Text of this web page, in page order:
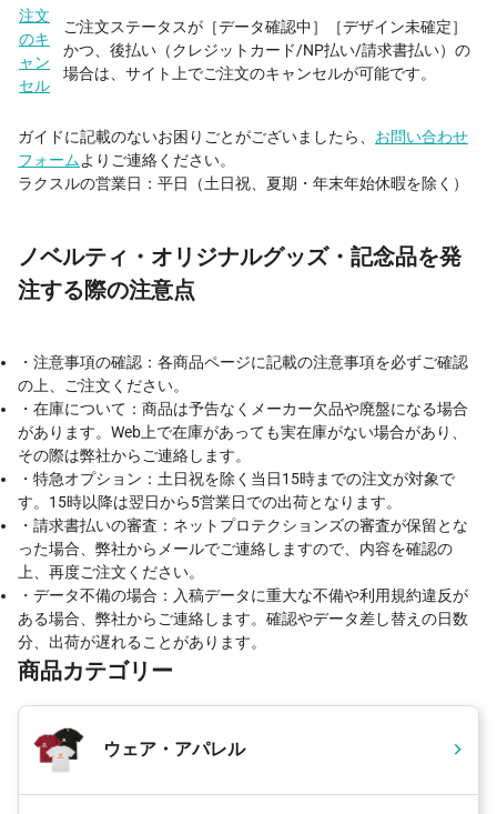
注文
のキ
ャン
セル
ご注文ステータスが［データ確認中］［デザイン未確定］
かつ、後払い（クレジットカード/NP払い/請求書払い）の
場合は、サイト上でご注文のキャンセルが可能です。
ガイドに記載のないお困りごとがございましたら、 お問い合わせ
フォームよりご連絡ください。
ラクスルの営業日：平日（土日祝、夏期・年末年始休暇を除く）
ノベルティ・オリジナルグッズ・記念品を発
注する際の注意点
・注意事項の確認：各商品ページに記載の注意事項を必ずご確認
の上、ご注文ください。
・在庫について：商品は予告なくメーカー欠品や廃盤になる場合
があります。Web上で在庫があっても実在庫がない場合があり、
その際は弊社からご連絡します。
・特急オプション：土日祝を除く当日15時までの注文が対象で
す。15時以降は翌日から5営業日での出荷となります。
・請求書払いの審査：ネットプロテクションズの審査が保留とな
った場合、弊社からメールでご連絡しますので、内容を確認の
上、再度ご注文ください。
・データ不備の場合：入稿データに重大な不備や利用規約違反が
ある場合、弊社からご連絡します。確認やデータ差し替えの日数
分、出荷が遅れることがあります。
商品カテゴリー
ウェア・アパレル